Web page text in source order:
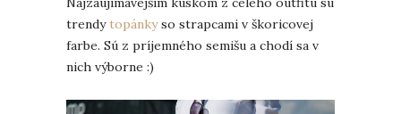
trendytopánkyso strapcami v škoricovej
farbe. Sú z príjemného semišu a chodí sa v
nich výborne :)